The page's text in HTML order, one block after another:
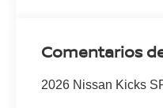
Comentarios
2026 Nissan Kicks